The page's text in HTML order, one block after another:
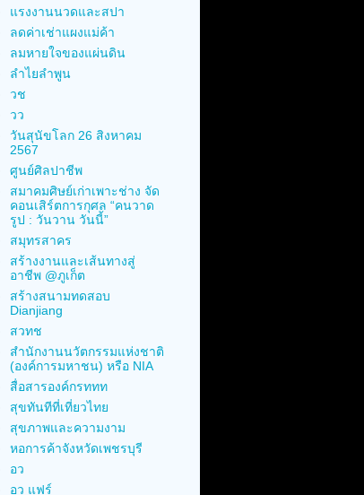
แรงงานนวดและสปา
ลดค่าเช่าแผงแม่ค้า
ลมหายใจของแผ่นดิน
ลำไยลำพูน
วช
วว
วันสุนัขโลก 26 สิงหาคม
2567
ศูนย์ศิลปาชีพ
สมาคมศิษย์เก่าเพาะช่าง จัด
คอนเสิร์ตการกุศล “คนวาด
รูป : วันวาน วันนี้”
สมุทรสาคร
สร้างงานและเส้นทางสู่
อาชีพ @ภูเก็ต
สร้างสนามทดสอบ
Dianjiang
สวทช
สำนักงานนวัตกรรมแห่งชาติ
(องค์การมหาชน) หรือ NIA
สื่อสารองค์กรททท
สุขทันทีที่เที่ยวไทย
สุขภาพและความงาม
หอการค้าจังหวัดเพชรบุรี
อว
อว แฟร์